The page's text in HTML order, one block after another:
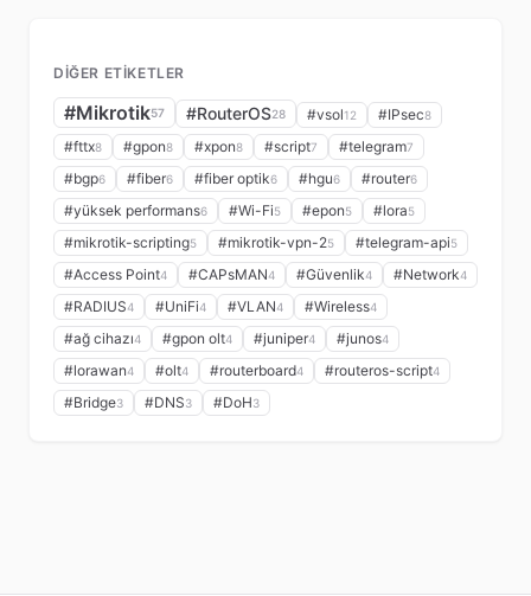
DIĞER ETIKETLER
#Mikrotik57 #RouterOS28 #vsol12 #IPsec8
#fttx8 #gpon8 #xpon8 #script7 #telegram7
#bgp6 #fiber6 #fiber optik6 #hgu6 #router6
#yüksek performans6 #Wi-Fi5 #epon5 #lora5
#mikrotik-scripting5 #mikrotik-vpn-25 #telegram-api5
#Access Point4 #CAPsMAN4 #Güvenlik4 #Network4
#RADIUS4 #UniFi4 #VLAN4 #Wireless4
#ağ cihazı4 #gpon olt4 #juniper4 #junos4
#lorawan4 #olt4 #routerboard4 #routeros-script4
#Bridge3 #DNS3 #DoH3